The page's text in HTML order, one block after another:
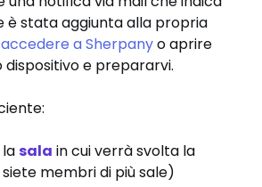
è stata aggiunta alla propria
accedere a Sherpanyo aprire
e prepararvi.
sala in cui verrà svolta la
membri di più sale)